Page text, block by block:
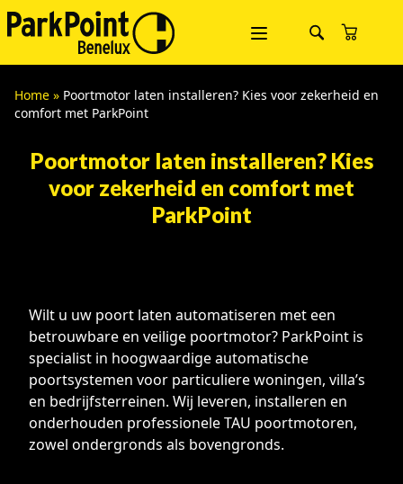
Home » Poortmotor laten installeren? Kies voor zekerheid en
comfort met ParkPoint
Poortmotor laten installeren? Kies
voor zekerheid en comfort met
ParkPoint
Wilt u uw poort laten automatiseren met een
betrouwbare en veilige poortmotor? ParkPoint is
specialist in hoogwaardige automatische
poortsystemen voor particuliere woningen, villa’s
en bedrijfsterreinen. Wij leveren, installeren en
onderhouden professionele TAU poortmotoren,
zowel ondergronds als bovengronds.